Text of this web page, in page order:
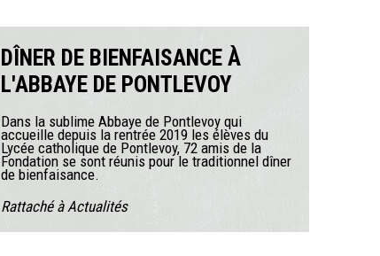
DÎNER DE BIENFAISANCE À
L'ABBAYE DE PONTLEVOY
Dans la sublime Abbaye de Pontlevoy qui
accueille depuis la rentrée 2019 les élèves du
Lycée catholique de Pontlevoy, 72 amis de la
Fondation se sont réunis pour le traditionnel dîner
de bienfaisance.
Rattaché à Actualités